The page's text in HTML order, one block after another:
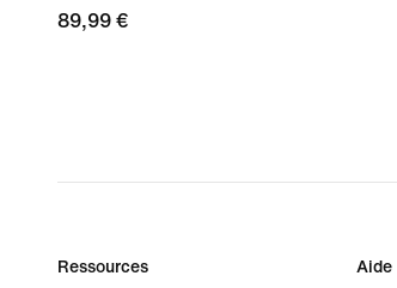
89,99 €
89,99 €
Ressources Aide